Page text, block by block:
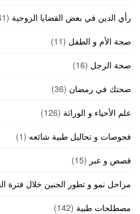
رأي الدين في بعض القضايا الزوجية (41)
صحة الأم و الطفل (11)
صحة الرجل (16)
صحتك في رمضان (36)
علم الأحياء و الوراثة (126)
فحوصات و تحاليل طبية شائعه (1)
قصص و عبر (15)
مراحل نمو و تطور الجنين خلال فترة
مصطلحات طبية (142)